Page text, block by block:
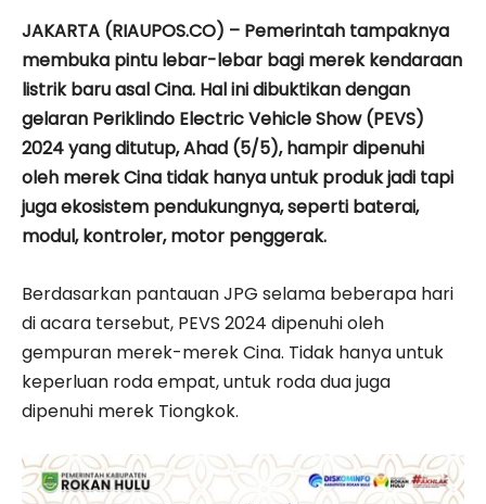
JAKARTA (RIAUPOS.CO) – Pemerintah tampaknya
membuka pintu lebar-lebar bagi merek kendaraan
listrik baru asal Cina. Hal ini dibuktikan dengan
gelaran Periklindo Electric Vehicle Show (PEVS)
2024 yang ditutup, Ahad (5/5), hampir dipenuhi
oleh merek Cina tidak hanya untuk produk jadi tapi
juga ekosistem pendukungnya, seperti baterai,
modul, kontroler, motor penggerak.
Berdasarkan pantauan JPG selama beberapa hari
di acara tersebut, PEVS 2024 dipenuhi oleh
gempuran merek-merek Cina. Tidak hanya untuk
keperluan roda empat, untuk roda dua juga
dipenuhi merek Tiongkok.